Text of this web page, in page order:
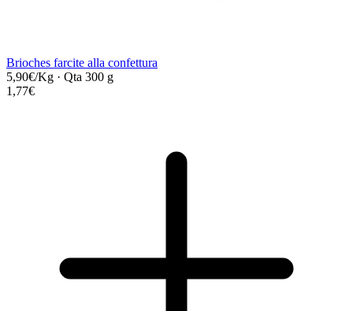
Brioches farcite alla confettura
5,90€/Kg · Qta 300 g
1,77€